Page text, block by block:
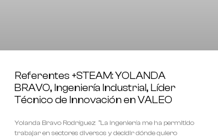
Referentes +STEAM: YOLANDA
BRAVO, Ingeniería Industrial, Líder
Técnico de Innovación en VALEO
Yolanda Bravo Rodríguez “La ingeniería me ha permitido
trabajar en sectores diversos y decidir dónde quiero